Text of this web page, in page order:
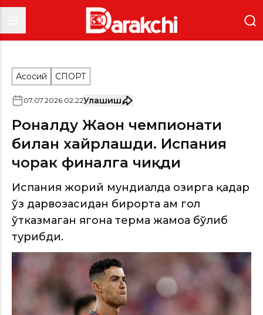
Асосий СПОРТ
07.07.2026 02:22Улашиш
Роналду Жаҳон чемпионати
билан хайрлашди. Испания
чорак финалга чиқди
Испания жорий мундиалда ҳозирга қадар
ўз дарвозасидан бирорта ҳам гол
ўтказмаган ягона терма жамоа бўлиб
турибди.